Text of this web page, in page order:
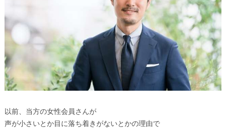
以前、当方の女性会員さんが
声が小さいとか目に落ち着きがないとかの理由で